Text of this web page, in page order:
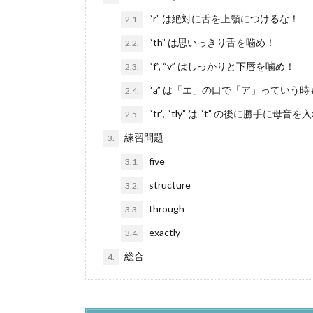
2.1. “r” は絶対に舌を上顎につけるな！
2.2. “th” は思いっきり舌を噛め！
2.3. “f”, “v” はしっかりと下唇を噛め！
2.4. “a” は「エ」の口で「ア」っていう時
2.5. “tr”, “tly” は “t” の後に勝手に母音を入
3. 練習問題
3.1. five
3.2. structure
3.3. through
3.4. exactly
4. 総合